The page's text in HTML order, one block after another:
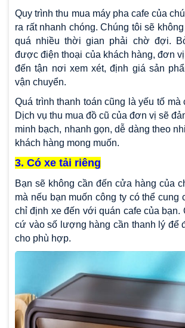
Quy trình thu mua máy pha cafe của
ra rất nhanh chóng. Chúng tôi sẽ
quá nhiều thời gian phải chờ đợi.
được điện thoại của khách hàng, đơn
đến tận nơi xem xét, định giá sản
vận chuyển.
Quá trình thanh toán cũng là yếu tố mà
Dịch vụ thu mua đồ cũ của đơn vị sẽ
minh bạch, nhanh gọn, dễ dàng theo
khách hàng mong muốn.
3. Có xe tải riêng
Bạn sẽ không cần đến cửa hàng của
mà nếu bạn muốn công ty có thể cung
chỉ định xe đến với quán cafe của bạn.
cứ vào số lượng hàng cần thanh lý để
cho phù hợp.